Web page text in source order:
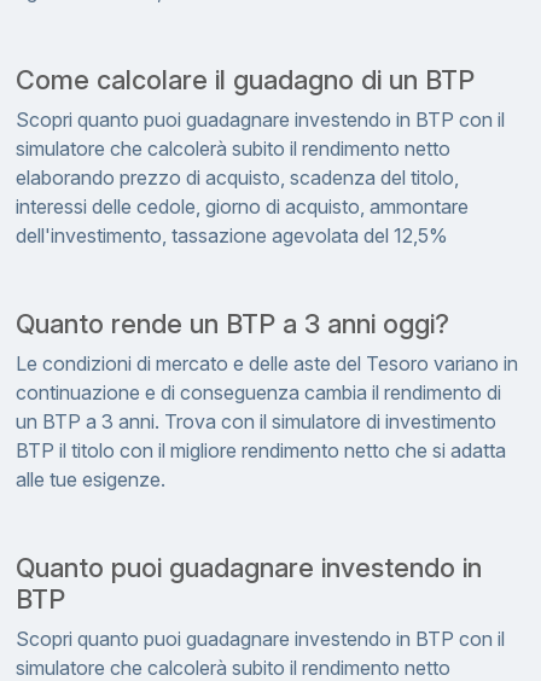
Come calcolare il guadagno di un BTP
Scopri quanto puoi guadagnare investendo in BTP con il
simulatore che calcolerà subito il rendimento netto
elaborando prezzo di acquisto, scadenza del titolo,
interessi delle cedole, giorno di acquisto, ammontare
dell'investimento, tassazione agevolata del 12,5%
Quanto rende un BTP a 3 anni oggi?
Le condizioni di mercato e delle aste del Tesoro variano in
continuazione e di conseguenza cambia il rendimento di
un BTP a 3 anni. Trova con il simulatore di investimento
BTP il titolo con il migliore rendimento netto che si adatta
alle tue esigenze.
Quanto puoi guadagnare investendo in
BTP
Scopri quanto puoi guadagnare investendo in BTP con il
simulatore che calcolerà subito il rendimento netto